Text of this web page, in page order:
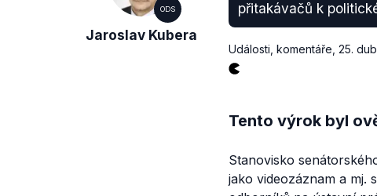
ODS
Jaroslav Kubera
přitakávačů k
Události, komentáře 25.
Tento výrok byl
Stanovisko
jako videozáznam a mj.